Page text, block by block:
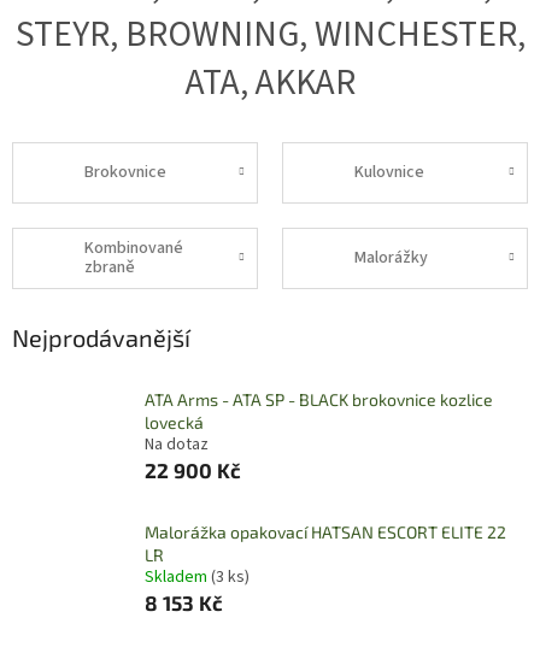
STEYR, BROWNING, WINCHESTER,
ATA, AKKAR
Brokovnice Kulovnice
Kombinované
zbraně
Malorážky
Nejprodávanější
ATA Arms - ATA SP - BLACK brokovnice kozlice
lovecká
Na dotaz
22 900 Kč
Malorážka opakovací HATSAN ESCORT ELITE 22
LR
Skladem (3 ks)
8 153 Kč